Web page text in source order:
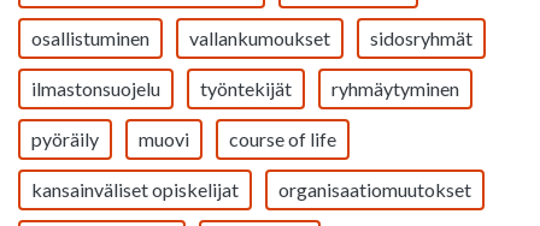
osallistuminen vallankumoukset sidosryhmät
ilmastonsuojelu työntekijät ryhmäytyminen
pyöräily muovi course of life
kansainväliset opiskelijat organisaatiomuutokset